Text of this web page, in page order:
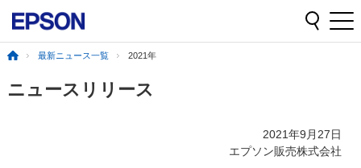
最新ニュース一覧 2021年
ニュースリリース
2021年9月27日
エプソン販売株式会社